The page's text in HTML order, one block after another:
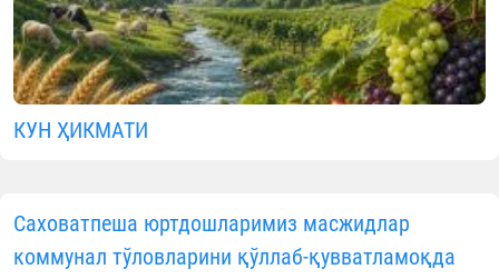
КУН ҲИКМАТИ
Саховатпеша юртдошларимиз масжидлар
коммунал тўловларини қўллаб-қувватламоқда